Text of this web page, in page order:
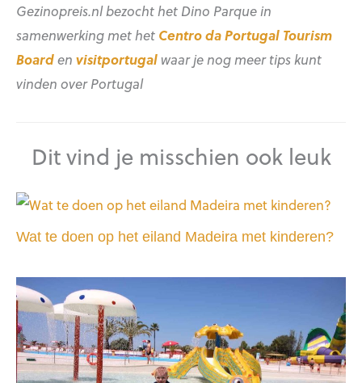
Gezinopreis.nl bezocht het Dino Parque in
samenwerking met het Centro da Portugal Tourism
Boarden visitportugalwaar je nog meer tips kunt
vinden over Portugal
Dit vind je misschien ook leuk
Wat te doen op het eiland Madeira met kinderen?